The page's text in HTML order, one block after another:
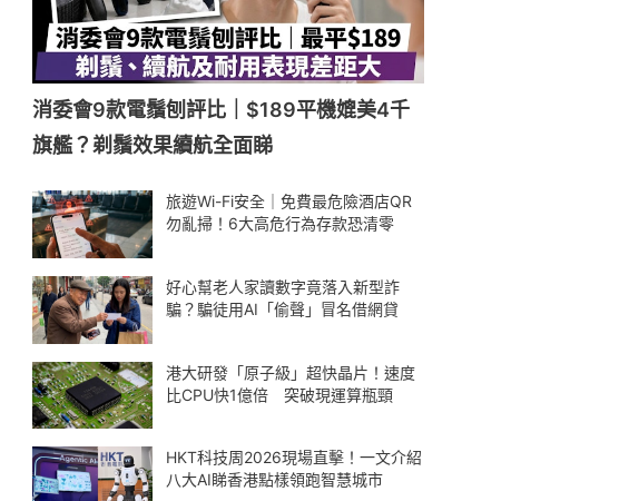
消委會9款電鬚刨評比｜$189平機媲美4千
旗艦？剃鬚效果續航全面睇
旅遊Wi-Fi安全｜免費最危險酒店QR
勿亂掃！6大高危行為存款恐清零
好心幫老人家讀數字竟落入新型詐
騙？騙徒用AI「偷聲」冒名借網貸
港大研發「原子級」超快晶片！速度
比CPU快1億倍 突破現運算瓶頸
HKT科技周2026現場直擊！一文介紹
八大AI睇香港點樣領跑智慧城市